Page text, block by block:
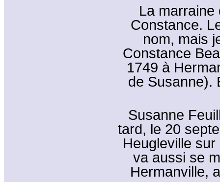
La marraine
Constance.
nom, mais
Constance
1749 à
de Susanne).
Susanne
tard, le 20
Heugleville
va aussi se
Hermanville,